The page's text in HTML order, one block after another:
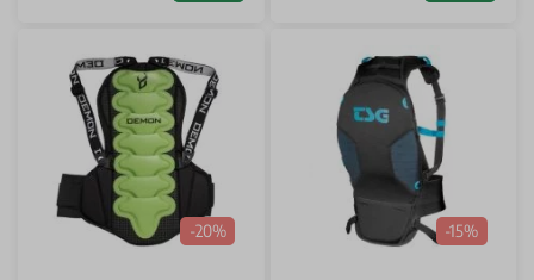
-20% -15%